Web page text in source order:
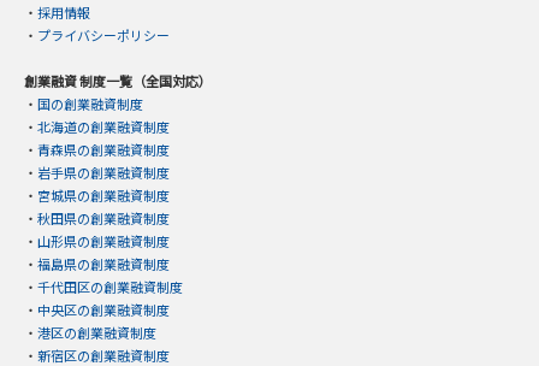
・ 採用情報
・ プライバシーポリシー
創業融資 制度一覧（全国対応）
・ 国の創業融資制度
・ 北海道の創業融資制度
・ 青森県の創業融資制度
・ 岩手県の創業融資制度
・ 宮城県の創業融資制度
・ 秋田県の創業融資制度
・ 山形県の創業融資制度
・ 福島県の創業融資制度
・ 千代田区の創業融資制度
・ 中央区の創業融資制度
・ 港区の創業融資制度
・ 新宿区の創業融資制度